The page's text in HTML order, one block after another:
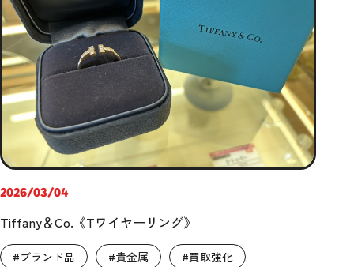
2026/03/04
Tiffany＆Co.《Tワイヤーリング》
#ブランド品 #貴金属 #買取強化